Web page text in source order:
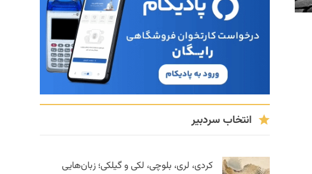
انتخاب سردبیر
کردی، لری، بلوچی، لکی و گیلکی؛ زبان‌هایی